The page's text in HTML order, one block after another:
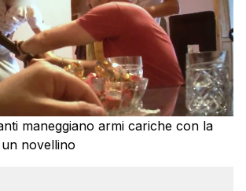
maneggiano armi cariche con la
novellino